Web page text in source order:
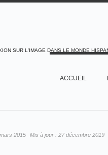
SUR L'IMAGE DANS LE MONDE
ACCUEIL
2015 Mis à jour : 27 décembre 2019